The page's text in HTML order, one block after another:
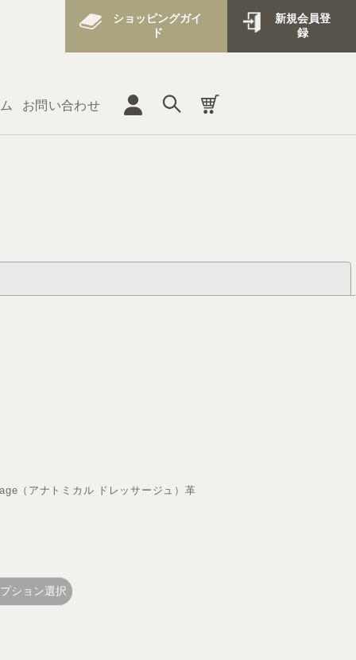
ショッピングガイ
ド
新規会員登
録
お問い合わせ
（アナトミカル ドレッサージュ）革
ション選択